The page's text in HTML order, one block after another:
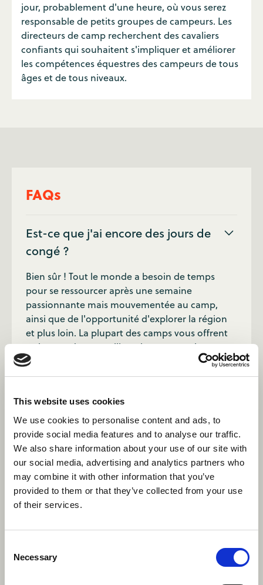
This website uses cookies
We use cookies to personalise content and ads, to
provide social media features and to analyse our traffic.
We also share information about your use of our site with
our social media, advertising and analytics partners who
may combine it with other information that you’ve
provided to them or that they’ve collected from your use
of their services.
Selection
Necessary
jour, probablement d'une heure, où vous serez
responsable de petits groupes de campeurs. Les
directeurs de camp recherchent des cavaliers
confiants qui souhaitent s'impliquer et améliorer
les compétences équestres des campeurs de tous
âges et de tous niveaux.
FAQs
Est-ce que j'ai encore des jours de
congé ?
Bien sûr ! Tout le monde a besoin de temps
pour se ressourcer après une semaine
passionnante mais mouvementée au camp,
ainsi que de l'opportunité d'explorer la région
et plus loin. La plupart des camps vous offrent
24 heures de temps libre chaque semaine,
tandis que d'autres offrent 2 à 4 jours de congé
d'affilée toutes les quelques semaines.
Dois-je apporter du matériel ?
Certains camps vous demanderont d'apporter
de l'équipement pour certaines activités, mais
ce ne sera probablement que sous forme de
vêtements et d'équipements personnels, mais
ils vous le feront savoir une fois que vous serez
embauché. La plupart du temps, vous n'aurez
camps d'été canadiens étant équipés
d'installations de pointe pour développer les
compétences des campeurs, ainsi que les